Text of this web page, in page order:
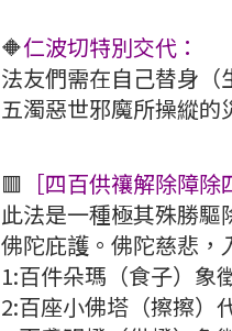
🔶️仁波切特別交代：
法友們需在自己替身
五濁惡世邪魔所操縱的
🟥 ［四百供禳解除障
此法是一種極其殊勝
佛陀庇護。佛陀慈悲，
1:百件朵瑪（食子）象
2:百座小佛塔（擦擦）